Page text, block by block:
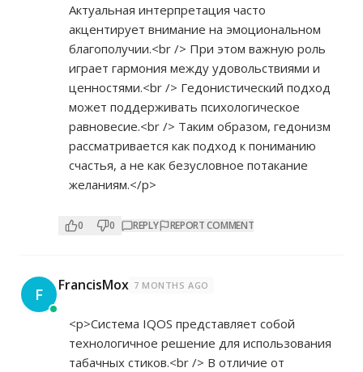
Актуальная интерпретация часто
акцентирует внимание на эмоциональном
благополучии.<br /> При этом важную роль
играет гармония между удовольствиями и
ценностями.<br /> Гедонистический подход
может поддерживать психологическое
равновесие.<br /> Таким образом, гедонизм
рассматривается как подход к пониманию
счастья, а не как безусловное потакание
желаниям.</p>
0 0 REPLY REPORT COMMENT
F FrancisMox 7 MONTHS AGO
<p>Система IQOS представляет собой
технологичное решение для использования
табачных стиков.<br /> В отличие от